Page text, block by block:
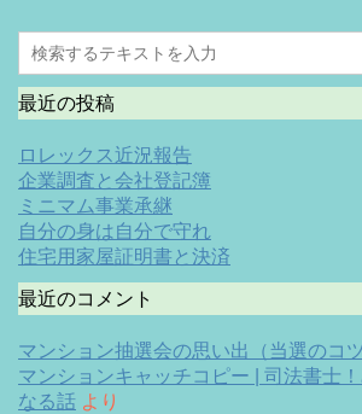
最近の投稿
ロレックス近況報告
企業調査と会社登記簿
ミニマム事業承継
自分の身は自分で守れ
住宅用家屋証明書と決済
最近のコメント
マンション抽選会の思い出（当選のコ
マンションキャッチコピー | 司法書士
なる話 より